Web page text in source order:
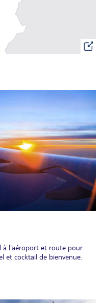
à l'aéroport et route pour
et cocktail de bienvenue.